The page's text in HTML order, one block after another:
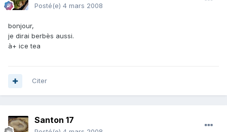
Posté(e) 4 mars 2008
bonjour,
je dirai berbès aussi.
à+ ice tea
Citer
Santon 17